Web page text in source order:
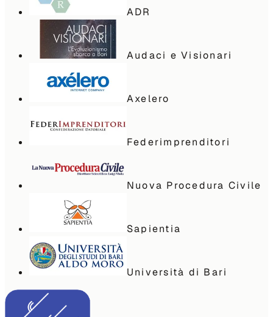
ADR
Audaci e Visionari
Axelero
Federimprenditori
Nuova Procedura Civile
Sapientia
Università di Bari